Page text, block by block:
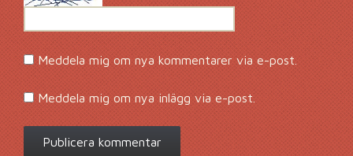
Meddela mig om nya kommentarer via e-post.
Meddela mig om nya inlägg via e-post.